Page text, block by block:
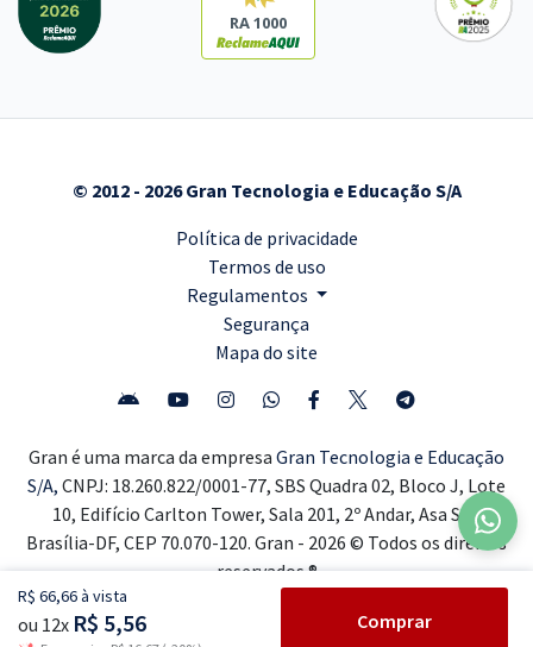
R$ 66,66 à vista
ou 12x R$ 5,56 Comprar
RA 1000
© 2012 - 2026 Gran Tecnologia e Educação S/A
Política de privacidade
Termos de uso
Regulamentos
Segurança
Mapa do site
Gran é uma marca da empresa Gran Tecnologia e Educação
S/A, CNPJ: 18.260.822/0001-77, SBS Quadra 02, Bloco J, Lote
10, Edifício Carlton Tower, Sala 201, 2º Andar, Asa Sul,
Brasília-DF, CEP 70.070-120. Gran - 2026 © Todos os direitos
reservados ®